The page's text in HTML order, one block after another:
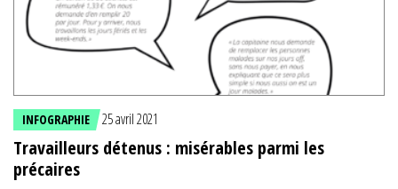
INFOGRAPHIE 25 avril 2021
Travailleurs détenus : misérables parmi les
précaires